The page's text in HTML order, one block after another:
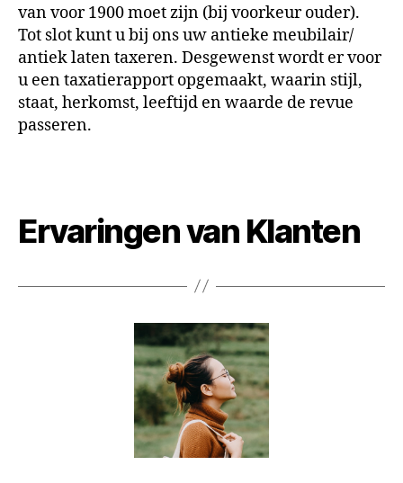
van voor 1900 moet zijn (bij voorkeur ouder).
Tot slot kunt u bij ons uw antieke meubilair/
antiek laten taxeren. Desgewenst wordt er voor
u een taxatierapport opgemaakt, waarin stijl,
staat, herkomst, leeftijd en waarde de revue
passeren.
Ervaringen van Klanten